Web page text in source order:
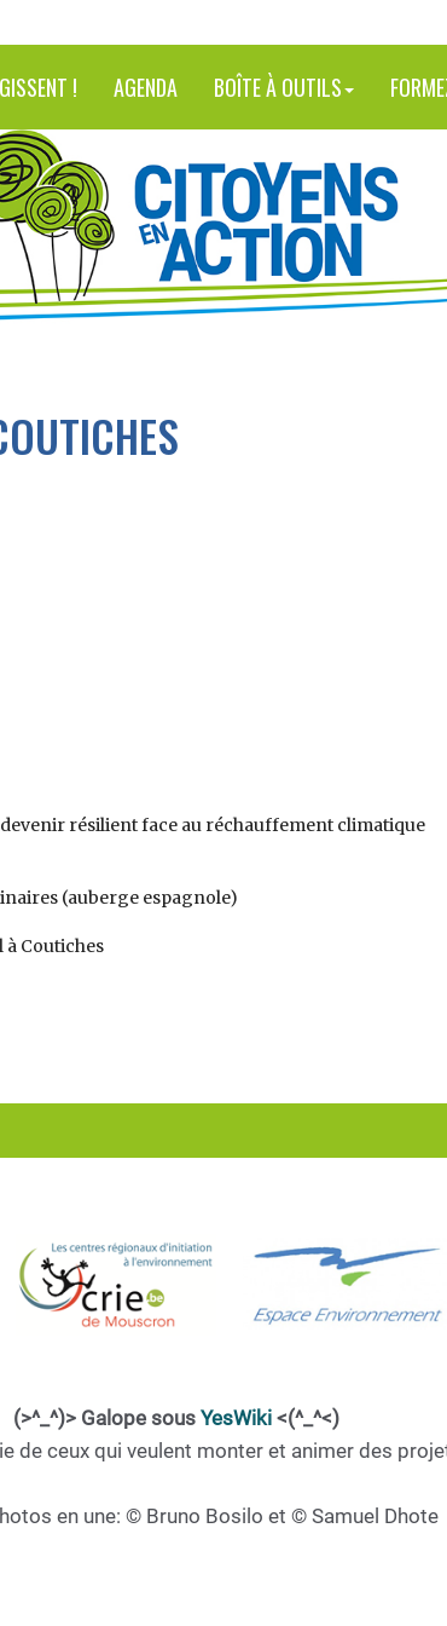
! AGENDA BOÎTE À OUTILS
résilient face au réchauffement climatique
(auberge espagnole)
à Coutiches